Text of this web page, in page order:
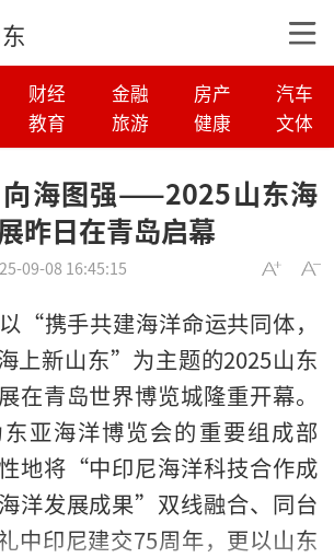
财经 金融 房产
汽车
教育 旅游 健康 文体
海图强——2025山东海
昨日在青岛启幕
09-08 16:45:15
“携手共建海洋命运共同体，
上新山东”为主题的2025山东
在青岛世界博览城隆重开幕。
亚海洋博览会的重要组成部
地将“中印尼海洋科技合作成
洋发展成果”双线融合、同台
中印尼建交75周年，更以山东